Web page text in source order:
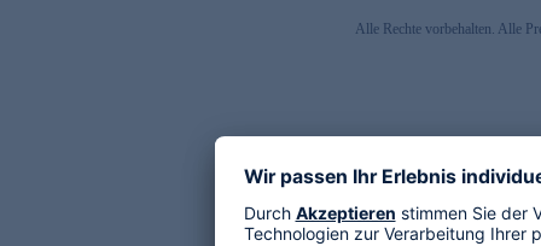
Alle Rechte vorbehalten. Alle